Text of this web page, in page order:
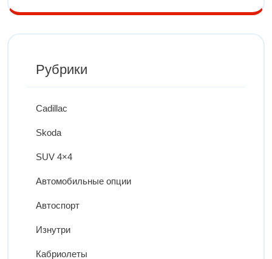
Рубрики
Cadillac
Skoda
SUV 4×4
Автомобильные опции
Автоспорт
Изнутри
Кабриолеты